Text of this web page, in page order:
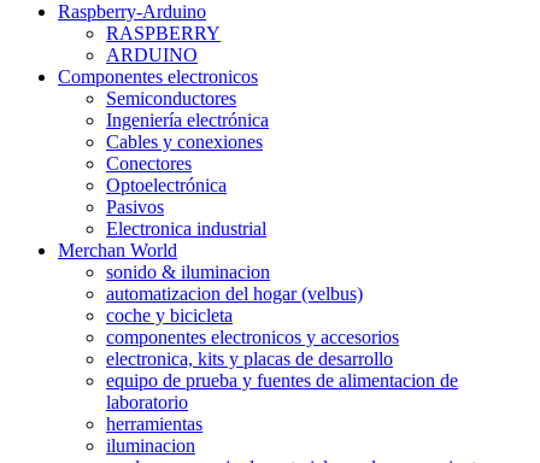
Raspberry-Arduino
RASPBERRY
ARDUINO
Componentes electronicos
Semiconductores
Ingeniería electrónica
Cables y conexiones
Conectores
Optoelectrónica
Pasivos
Electronica industrial
Merchan World
sonido & iluminacion
automatizacion del hogar (velbus)
coche y bicicleta
componentes electronicos y accesorios
electronica, kits y placas de desarrollo
equipo de prueba y fuentes de alimentacion de
laboratorio
herramientas
iluminacion